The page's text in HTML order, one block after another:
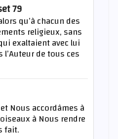
79
qu’à chacun des
religieux, sans
exaltaient avec lui
de tous ces
Nous accordâmes à
à Nous rendre
fait.